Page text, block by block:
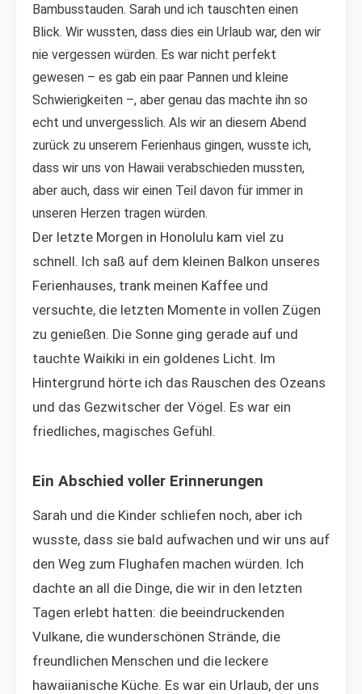
Bambusstauden. Sarah und ich tauschten einen
Blick. Wir wussten, dass dies ein Urlaub war, den wir
nie vergessen würden. Es war nicht perfekt
gewesen – es gab ein paar Pannen und kleine
Schwierigkeiten –, aber genau das machte ihn so
echt und unvergesslich. Als wir an diesem Abend
zurück zu unserem Ferienhaus gingen, wusste ich,
dass wir uns von Hawaii verabschieden mussten,
aber auch, dass wir einen Teil davon für immer in
unseren Herzen tragen würden.
Der letzte Morgen in Honolulu kam viel zu
schnell. Ich saß auf dem kleinen Balkon unseres
Ferienhauses, trank meinen Kaffee und
versuchte, die letzten Momente in vollen Zügen
zu genießen. Die Sonne ging gerade auf und
tauchte Waikiki in ein goldenes Licht. Im
Hintergrund hörte ich das Rauschen des Ozeans
und das Gezwitscher der Vögel. Es war ein
friedliches, magisches Gefühl.
Ein Abschied voller Erinnerungen
Sarah und die Kinder schliefen noch, aber ich
wusste, dass sie bald aufwachen und wir uns auf
den Weg zum Flughafen machen würden. Ich
dachte an all die Dinge, die wir in den letzten
Tagen erlebt hatten: die beeindruckenden
Vulkane, die wunderschönen Strände, die
freundlichen Menschen und die leckere
hawaiianische Küche. Es war ein Urlaub, der uns